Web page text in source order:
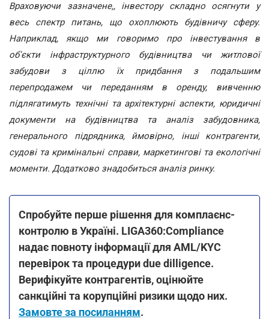
Враховуючи зазначене,, інвестору складно осягнути у
весь спектр питань, що охоплюють будівничу сферу.
Наприклад, якщо ми говоримо про інвестування в
об'єкти інфраструктурного будівництва чи житлової
забудови з ціллю їх придбання з подальшим
перепродажем чи переданням в оренду, вивченню
підлягатимуть технічні та архітектурні аспекти, юридичні
документи на будівництва та аналіз забудовника,
генерального підрядника, ймовірно, інші контрагенти,
судові та кримінальні справи, маркетингові та екологічні
моменти. Додатково знадобиться аналіз ринку.
Спробуйте перше рішення для комплаєнс-
контролю в Україні. LIGA360:Compliance
надає повноту інформації для AML/KYC
перевірок та процедури due dilligence.
Верифікуйте контрагентів, оцінюйте
санкційні та корупційні ризики щодо них.
Замовте за посиланням.